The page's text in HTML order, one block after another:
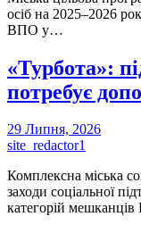
осіб на 2025–2026
ВПО у…
«Турбота»:
потребує
29 Липня, 2026
site_redactor1
Комплексна міська
заходи соціальної
категорій мешканців